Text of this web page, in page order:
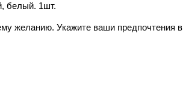
белый. 1шт.
желанию. Укажите ваши предпочтения в